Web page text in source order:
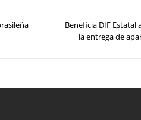
Beneficia DIF Estatal
la entrega de